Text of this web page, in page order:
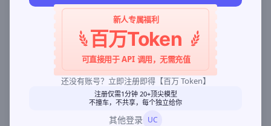
新人专属福利
百万Token
可直接用于 API 调用，无需充值
还没有账号？立即注册即得【百万 Token】
注册仅需1分钟 20+顶尖模型
不撞车，不共享，每个独立给你
其他登录 UC